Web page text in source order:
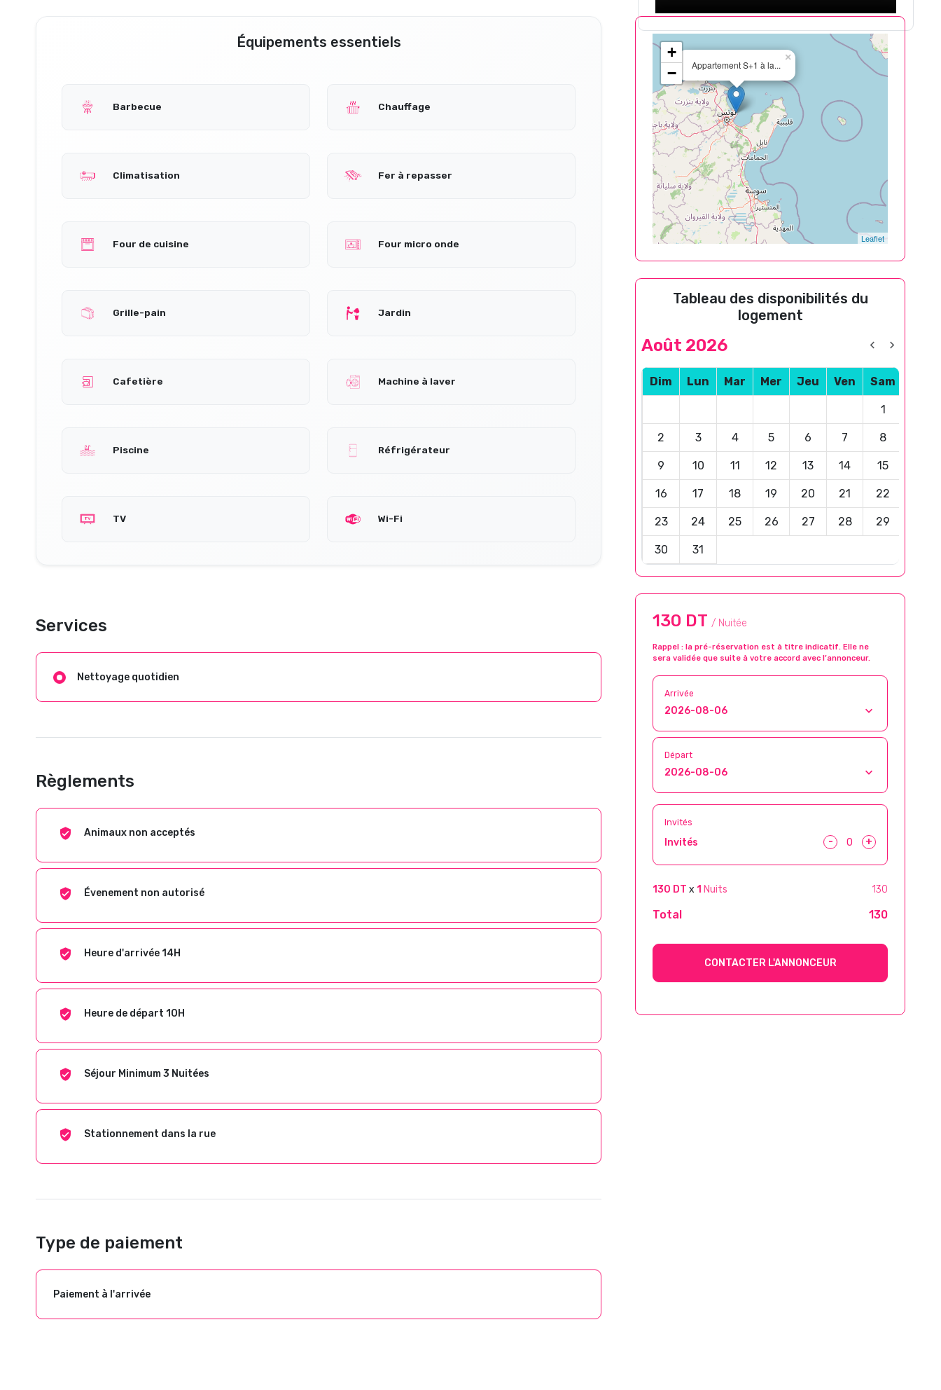
Équipements essentiels
Barbecue Chauffage
Climatisation Fer à repasser
Four de cuisine Four micro onde
Grille-pain Jardin
Cafetière Machine à laver
Piscine Réfrigérateur
TV Wi-Fi
Services
Nettoyage quotidien
Règlements
Animaux non acceptés
Évenement non autorisé
Heure d'arrivée 14H
Heure de départ 10H
Séjour Minimum 3 Nuitées
Stationnement dans la rue
Type de paiement
Paiement à l'arrivée
Appartement S+1 à la...
×
+
−
Leaflet
Tableau des disponibilités du
logement
Août 2026
Dim Lun Mar Mer Jeu Ven Sam
1
2 3 4 5 6 7 8
9 10 11 12 13 14 15
16 17 18 19 20 21 22
23 24 25 26 27 28 29
30 31
130 DT / Nuitée
Rappel : la pré-réservation est à titre indicatif. Elle ne
sera validée que suite à votre accord avec l’annonceur.
Arrivée
Départ
Invités
Invités - +
130 DT x 1 Nuits 130
Total 130
CONTACTER L'ANNONCEUR